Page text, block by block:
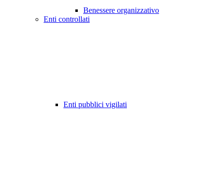
Benessere organizzativo
Enti controllati
Enti pubblici vigilati